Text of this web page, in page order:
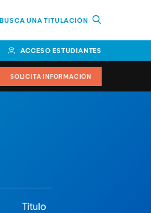
BUSCA UNA TITULACIÓN
ACCESO ESTUDIANTES
SOLICITA INFORMACIÓN
Titulo